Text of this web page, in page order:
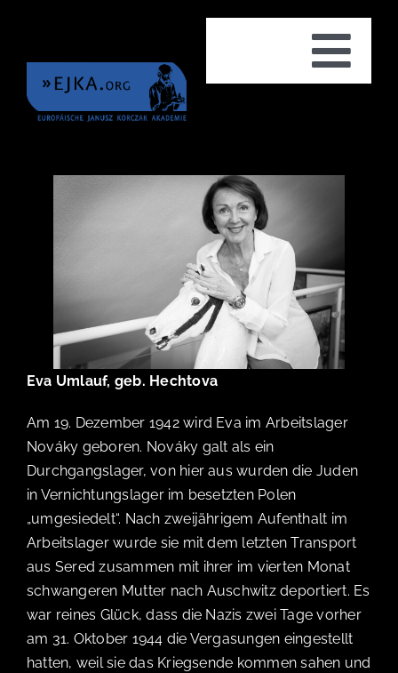
springen
PROJEKTE
BILDUNGSANGEBOTE
MEDIEN
SPENDE
Suche
Eva Umlauf, geb. Hechtova
Am 19. Dezember 1942 wird Eva im Arbeitslager
Nováky geboren. Nováky galt als ein
Durchgangslager, von hier aus wurden die Juden
in Vernichtungslager im besetzten Polen
„umgesiedelt“. Nach zweijährigem Aufenthalt im
Arbeitslager wurde sie mit dem letzten Transport
aus Sered zusammen mit ihrer im vierten Monat
schwangeren Mutter nach Auschwitz deportiert. Es
war reines Glück, dass die Nazis zwei Tage vorher
am 31. Oktober 1944 die Vergasungen eingestellt
hatten, weil sie das Kriegsende kommen sahen und